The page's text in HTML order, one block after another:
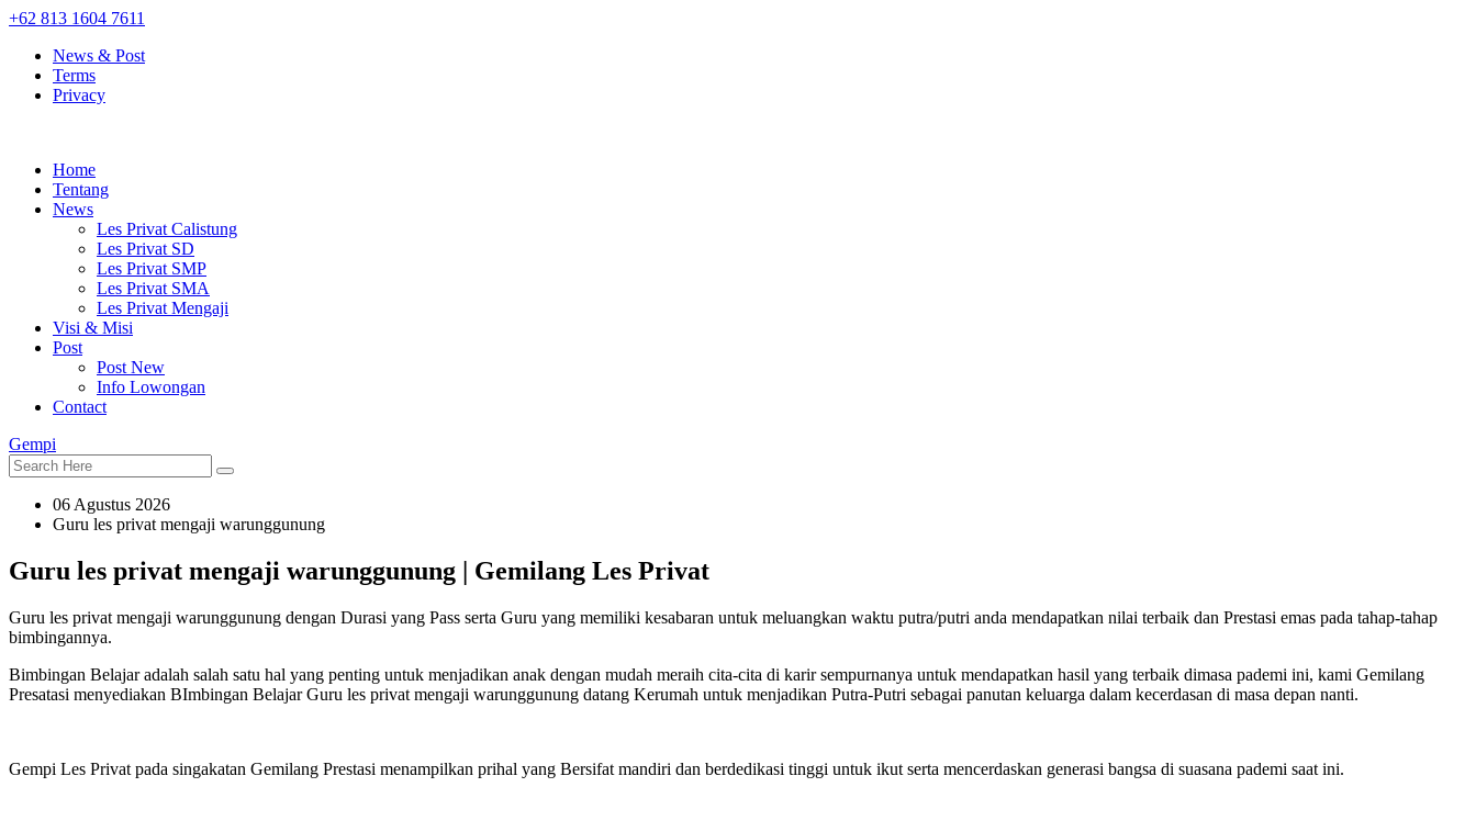
+62 813 1604 7611
News & Post
Terms
Privacy
Home
Tentang
News
Les Privat Calistung
Les Privat SD
Les Privat SMP
Les Privat SMA
Les Privat Mengaji
Visi & Misi
Post
Post New
Info Lowongan
Contact
Gempi
06 Agustus 2026
Guru les privat mengaji warunggunung
Guru les privat mengaji warunggunung | Gemilang Les Privat
Guru les privat mengaji warunggunung dengan Durasi yang Pass serta Guru yang memiliki kesabaran untuk meluangkan waktu putra/putri anda mendapatkan nilai terbaik dan Prestasi emas pada tahap-tahap
bimbingannya.
Bimbingan Belajar adalah salah satu hal yang penting untuk menjadikan anak dengan mudah meraih cita-cita di karir sempurnanya untuk mendapatkan hasil yang terbaik dimasa pademi ini, kami Gemilang
Presatasi menyediakan BImbingan Belajar Guru les privat mengaji warunggunung datang Kerumah untuk menjadikan Putra-Putri sebagai panutan keluarga dalam kecerdasan di masa depan nanti.
Gempi Les Privat pada singakatan Gemilang Prestasi menampilkan prihal yang Bersifat mandiri dan berdedikasi tinggi untuk ikut serta mencerdaskan generasi bangsa di suasana pademi saat ini.